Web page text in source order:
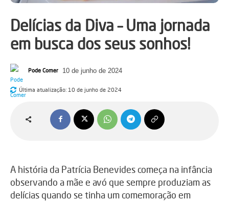
Delícias da Diva – Uma jornada
em busca dos seus sonhos!
Pode Comer 10 de junho de 2024
Última atualização: 10 de junho de 2024
A história da Patrícia Benevides começa na infância
observando a mãe e avó que sempre produziam as
delícias quando se tinha um comemoração em